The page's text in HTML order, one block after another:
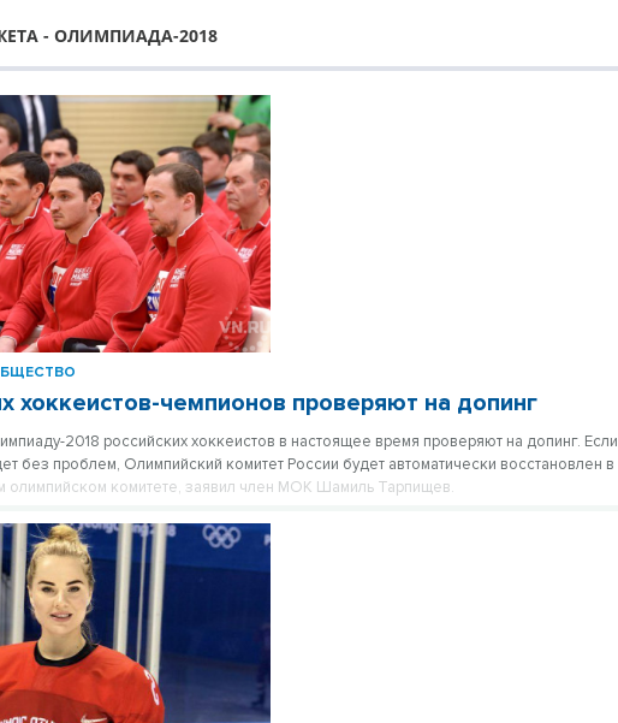
- ОЛИМПИАДА-2018
хоккеистов-чемпионов проверяют на допинг
2018 российских хоккеистов в настоящее время проверяют на допинг. Если
без проблем, Олимпийский комитет России будет автоматически восстановлен в
олимпийском комитете, заявил член МОК Шамиль Тарпищев.